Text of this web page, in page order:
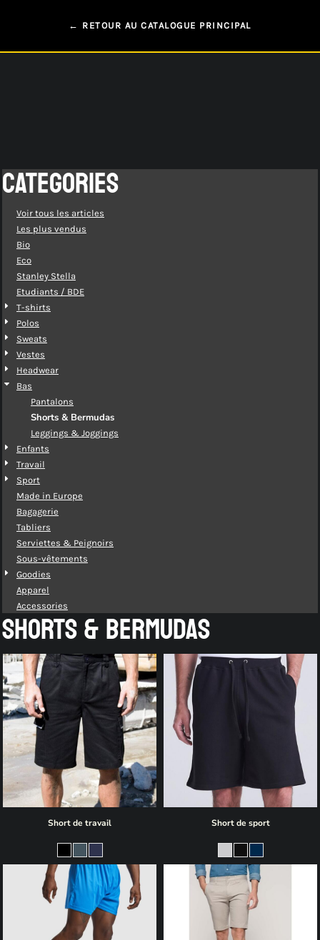
← RETOUR AU CATALOGUE PRINCIPAL
CATEGORIES
Voir tous les articles
Les plus vendus
Bio
Eco
Stanley Stella
Etudiants / BDE
T-shirts
Polos
Sweats
Vestes
Headwear
Bas
Pantalons
Shorts & Bermudas
Leggings & Joggings
Enfants
Travail
Sport
Made in Europe
Bagagerie
Tabliers
Serviettes & Peignoirs
Sous-vêtements
Goodies
Apparel
Accessories
SHORTS & BERMUDAS
Short de travail Short de sport